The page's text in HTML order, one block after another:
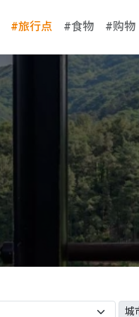
#旅行点 #食物 #购物